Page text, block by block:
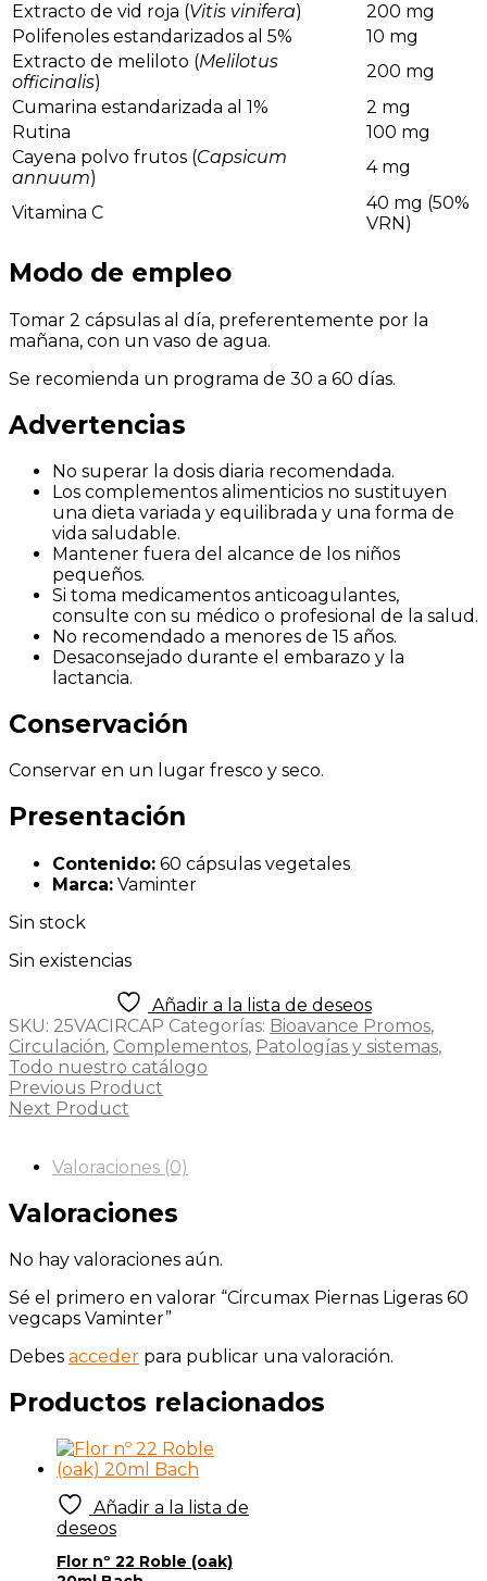
Extracto de vid roja (Vitis vinifera)
200 mg
Polifenoles estandarizados al 5%
10 mg
Extracto de meliloto (Melilotus
officinalis)
200 mg
Cumarina estandarizada al 1%
2 mg
Rutina
100 mg
Cayena polvo frutos (Capsicum
annuum)
4 mg
Vitamina C
40 mg (50%
VRN)
Modo de empleo
Tomar 2 cápsulas al día, preferentemente por la
mañana, con un vaso de agua.
Se recomienda un programa de 30 a 60 días.
Advertencias
No superar la dosis diaria recomendada.
Los complementos alimenticios no sustituyen
una dieta variada y equilibrada y una forma de
vida saludable.
Mantener fuera del alcance de los niños
pequeños.
Si toma medicamentos anticoagulantes,
consulte con su médico o profesional de la salud.
No recomendado a menores de 15 años.
Desaconsejado durante el embarazo y la
lactancia.
Conservación
Conservar en un lugar fresco y seco.
Presentación
Contenido: 60 cápsulas vegetales
Marca: Vaminter
Sin stock
Sin existencias
Añadir a la lista de deseos
SKU: 25VACIRCAP Categorías: Bioavance Promos,
Circulación, Complementos, Patologías y sistemas,
Todo nuestro catálogo
Previous Product
Next Product
Valoraciones (0)
Valoraciones
No hay valoraciones aún.
Sé el primero en valorar “Circumax Piernas Ligeras 60
vegcaps Vaminter”
Debes acceder para publicar una valoración.
Productos relacionados
Añadir a la lista de
deseos
Flor nº 22 Roble (oak)